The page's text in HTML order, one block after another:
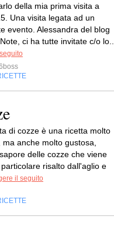
della mia prima visita a
Una visita legata ad un
evento. Alessandra del blog
ci ha tutte invitate c/o
di cozze è una ricetta molto
ma anche molto gustosa,
delle cozze che viene
risalto dall'aglio e
il seguito